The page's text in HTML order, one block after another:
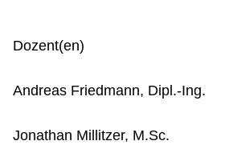
Dozent(en)
Andreas Friedmann, Dipl.-Ing.
Jonathan Millitzer, M.Sc.